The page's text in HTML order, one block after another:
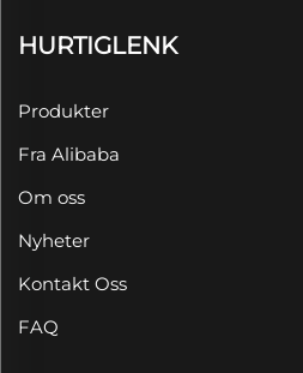
HURTIGLENK
Produkter
Fra Alibaba
Om oss
Nyheter
Kontakt Oss
FAQ